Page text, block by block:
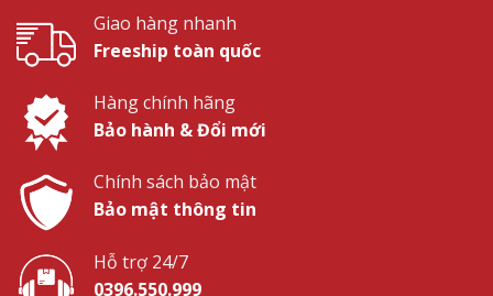
Giao hàng nhanh
Freeship toàn quốc
Hàng chính hãng
Bảo hành & Đổi mới
Chính sách bảo mật
Bảo mật thông tin
Hỗ trợ 24/7
0396.550.999